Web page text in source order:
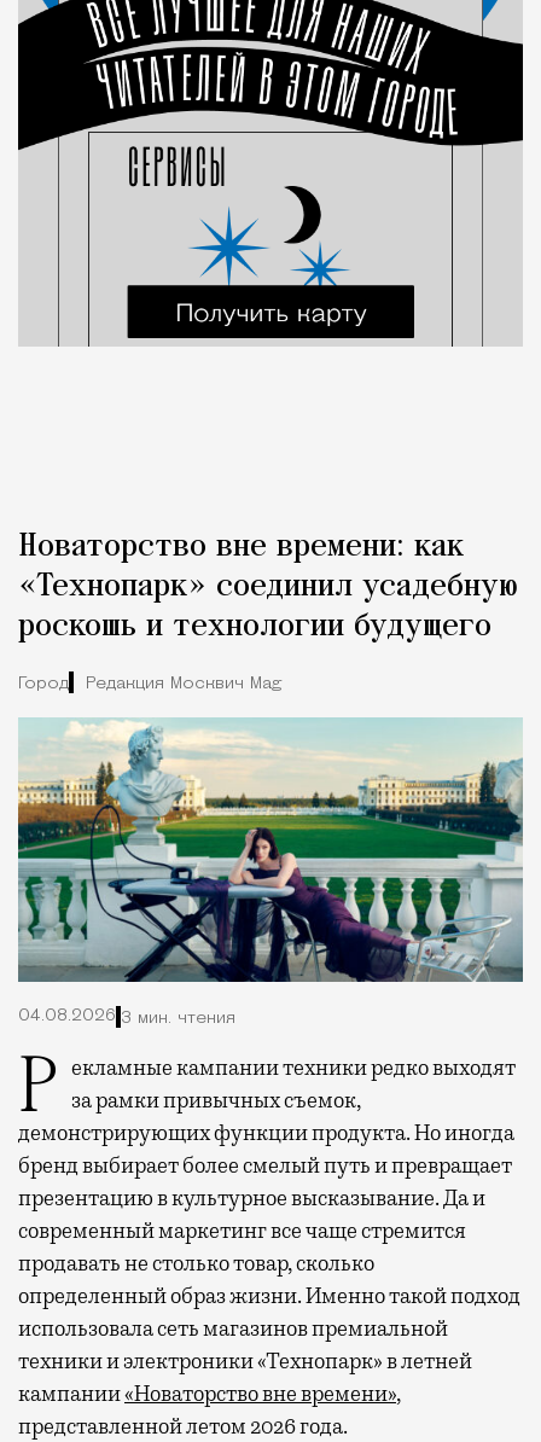
Новаторство вне времени: как
«Технопарк» соединил усадебную
роскошь и технологии будущего
Город Редакция Москвич Mag
04.08.2026 3 мин. чтения
Рекламные кампании техники редко выходят
за рамки привычных съемок,
демонстрирующих функции продукта. Но иногда
бренд выбирает более смелый путь и превращает
презентацию в культурное высказывание. Да и
современный маркетинг все чаще стремится
продавать не столько товар, сколько
определенный образ жизни. Именно такой подход
использовала сеть магазинов премиальной
техники и электроники «Технопарк» в летней
кампании«Новаторство вне времени»,
представленной летом 2026 года.